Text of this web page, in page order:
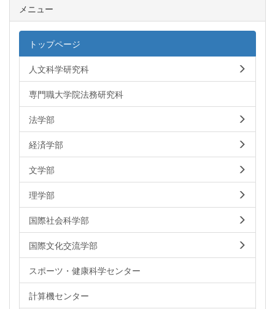
メニュー
トップページ
人文科学研究科
専門職大学院法務研究科
法学部
経済学部
文学部
理学部
国際社会科学部
国際文化交流学部
スポーツ・健康科学センター
計算機センター